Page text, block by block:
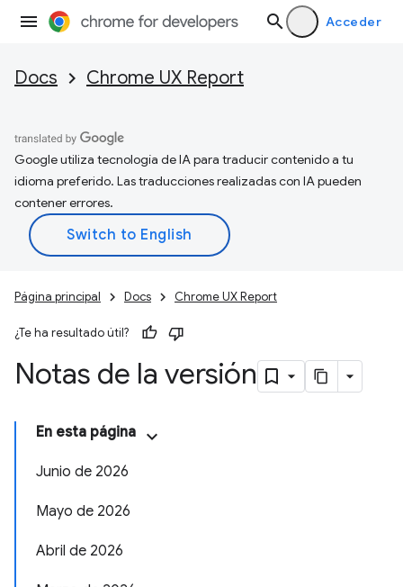
Acceder
Docs Chrome UX Report
Google utiliza tecnología de IA para traducir contenido a tu
idioma preferido. Las traducciones realizadas con IA pueden
contener errores.
Página principal Docs Chrome UX Report
¿Te ha resultado útil?
Notas de la versión
En esta página
Junio de 2026
Mayo de 2026
Abril de 2026